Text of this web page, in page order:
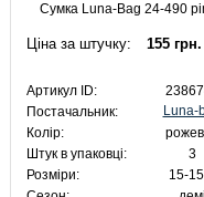
Сумка Luna-Bag 24-490
Ціна за штучку: 155 грн.
Артикул ID:
Постачальник:
Luna-
Колір:
Штук в упаковці:
3
Розміри:
15-